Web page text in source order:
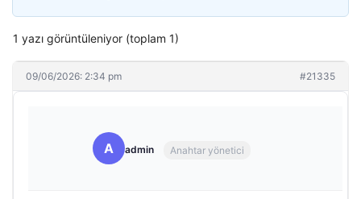
1 yazı görüntüleniyor (toplam 1)
09/06/2026: 2:34 pm #21335
A admin Anahtar yönetici